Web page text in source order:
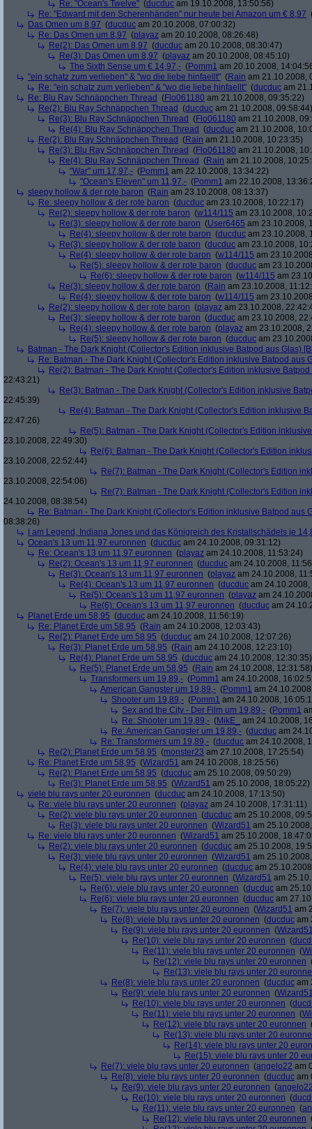
Re: "Ocean's Twelve" (ducduc am 19.10.2008, 13:50:56)
Re: "Edward mit den Scherenhänden" nur heute bei Amazon um € 8,97
Das Omen um 8,97 (ducduc am 20.10.2008, 07:00:32)
Re: Das Omen um 8,97 (playaz am 20.10.2008, 08:26:48)
Re(2): Das Omen um 8,97 (ducduc am 20.10.2008, 08:30:47)
Re(3): Das Omen um 8,97 (playaz am 20.10.2008, 08:45:10)
The Sixth Sense um € 14,97,- (Pomm1 am 20.10.2008,
"ein schatz zum verlieben" & "wo die liebe hinfaellt" (Rain am 21.10.2008,
Re: "ein schatz zum verlieben" & "wo die liebe hinfaellt" (ducduc am
Re: Blu Ray Schnäppchen Thread (Flo061180 am 21.10.2008, 09:35:22)
Re(2): Blu Ray Schnäppchen Thread (ducduc am 21.10.2008, 09:58:44)
Re(3): Blu Ray Schnäppchen Thread (Flo061180 am 21.10.2008,
Re(4): Blu Ray Schnäppchen Thread (ducduc am 21.10.2008,
Re(2): Blu Ray Schnäppchen Thread (Rain am 21.10.2008, 10:23:35)
Re(3): Blu Ray Schnäppchen Thread (Flo061180 am 21.10.2008,
Re(4): Blu Ray Schnäppchen Thread (Rain am 21.10.2008,
"War" um 17,97,- (Pomm1 am 22.10.2008, 13:34:22)
"Ocean's Eleven" um 11,97,- (Pomm1 am 22.10.2008,
sleepy hollow & der rote baron (Rain am 23.10.2008, 08:13:37)
Re: sleepy hollow & der rote baron (ducduc am 23.10.2008, 10:22:17)
Re(2): sleepy hollow & der rote baron (w114/115 am 23.10.2008,
Re(3): sleepy hollow & der rote baron (User6465 am 23.10.2008,
Re(4): sleepy hollow & der rote baron (ducduc am 23.10.2008,
Re(3): sleepy hollow & der rote baron (ducduc am 23.10.2008,
Re(4): sleepy hollow & der rote baron (w114/115 am
Re(5): sleepy hollow & der rote baron (ducduc am
Re(6): sleepy hollow & der rote baron (w114/115 am
Re(3): sleepy hollow & der rote baron (Rain am 23.10.2008,
Re(4): sleepy hollow & der rote baron (w114/115 am
Re(2): sleepy hollow & der rote baron (playaz am 23.10.2008,
Re(3): sleepy hollow & der rote baron (ducduc am 23.10.2008,
Re(4): sleepy hollow & der rote baron (playaz am 23.10.2008,
Re(5): sleepy hollow & der rote baron (ducduc am
Batman - The Dark Knight (Collector's Edition inklusive Batpod aus Glas)
Re: Batman - The Dark Knight (Collector's Edition inklusive Batpod aus
Re(2): Batman - The Dark Knight (Collector's Edition inklusive
22:43:21)
Re(3): Batman - The Dark Knight (Collector's Edition inklusive
22:45:39)
Re(4): Batman - The Dark Knight (Collector's Edition inklusive
22:47:26)
Re(5): Batman - The Dark Knight (Collector's Edition
23.10.2008, 22:49:30)
Re(6): Batman - The Dark Knight (Collector's Edition
23.10.2008, 22:52:44)
Re(7): Batman - The Dark Knight (Collector's Edition
23.10.2008, 22:54:06)
Re(7): Batman - The Dark Knight (Collector's Edition
24.10.2008, 08:38:54)
Re: Batman - The Dark Knight (Collector's Edition inklusive Batpod aus
08:38:26)
I am Legend, Indiana Jones und das Königreich des Kristallschädels je
Ocean's 13 um 11,97 euronnen (ducduc am 24.10.2008, 09:31:12)
Re: Ocean's 13 um 11,97 euronnen (playaz am 24.10.2008, 11:53:24)
Re(2): Ocean's 13 um 11,97 euronnen (ducduc am 24.10.2008,
Re(3): Ocean's 13 um 11,97 euronnen (playaz am 24.10.2008,
Re(4): Ocean's 13 um 11,97 euronnen (ducduc am
Re(5): Ocean's 13 um 11,97 euronnen (playaz am
Re(6): Ocean's 13 um 11,97 euronnen (ducduc am
Planet Erde um 58,95 (ducduc am 24.10.2008, 11:56:19)
Re: Planet Erde um 58,95 (Rain am 24.10.2008, 12:03:43)
Re(2): Planet Erde um 58,95 (ducduc am 24.10.2008, 12:07:26)
Re(3): Planet Erde um 58,95 (Rain am 24.10.2008, 12:23:10)
Re(4): Planet Erde um 58,95 (ducduc am 24.10.2008, 12:30:35)
Re(5): Planet Erde um 58,95 (Rain am 24.10.2008, 12:31:58)
Transformers um 19,89,- (Pomm1 am 24.10.2008,
American Gangster um 19,89,- (Pomm1 am
Shooter um 19,89,- (Pomm1 am 24.10.2008,
Sex and the City - Der Film um 19,89,- (Pomm1
Re: Shooter um 19,89,- (MikE_
am 24.10.2008,
Re: American Gangster um 19,89,- (ducduc am
Re: Transformers um 19,89,- (ducduc am 24.10.2008,
Re(2): Planet Erde um 58,95 (monster23 am 27.10.2008, 17:25:54)
Re: Planet Erde um 58,95 (Wizard51 am 24.10.2008, 18:25:56)
Re(2): Planet Erde um 58,95 (ducduc am 25.10.2008, 09:50:29)
Re(3): Planet Erde um 58,95 (Wizard51 am 25.10.2008, 18:05:22)
viele blu rays unter 20 euronnen (ducduc am 24.10.2008, 17:13:50)
Re: viele blu rays unter 20 euronnen (playaz am 24.10.2008, 17:31:11)
Re(2): viele blu rays unter 20 euronnen (ducduc am 25.10.2008,
Re(3): viele blu rays unter 20 euronnen (Wizard51 am
Re: viele blu rays unter 20 euronnen (Wizard51 am 25.10.2008,
Re(2): viele blu rays unter 20 euronnen (ducduc am 25.10.2008,
Re(3): viele blu rays unter 20 euronnen (Wizard51 am
Re(4): viele blu rays unter 20 euronnen (ducduc am
Re(5): viele blu rays unter 20 euronnen (Wizard51 am
Re(6): viele blu rays unter 20 euronnen (ducduc am
Re(6): viele blu rays unter 20 euronnen (ducduc am
Re(7): viele blu rays unter 20 euronnen (Wizard51 am
Re(8): viele blu rays unter 20 euronnen (ducduc am
Re(9): viele blu rays unter 20 euronnen (
Re(10): viele blu rays unter 20 euronnen (
Re(11): viele blu rays unter 20 euronnen (
Re(12): viele blu rays unter 20 euronnen
Re(13): viele blu rays unter 20
Re(8): viele blu rays unter 20 euronnen (ducduc am
Re(9): viele blu rays unter 20 euronnen (
Re(10): viele blu rays unter 20 euronnen (
Re(11): viele blu rays unter 20 euronnen (
Re(12): viele blu rays unter 20 euronnen
Re(13): viele blu rays unter 20
Re(14): viele blu rays unter 20
Re(15): viele blu rays unter 20
Re(7): viele blu rays unter 20 euronnen (angelo22 am
Re(8): viele blu rays unter 20 euronnen (ducduc am
Re(9): viele blu rays unter 20 euronnen (
Re(10): viele blu rays unter 20 euronnen (
Re(11): viele blu rays unter 20 euronnen (
Re(12): viele blu rays unter 20 euronnen